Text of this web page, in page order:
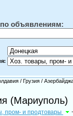
объявлениям:
/ Грузия /
(Мариуполь)
пром- и продтовары -